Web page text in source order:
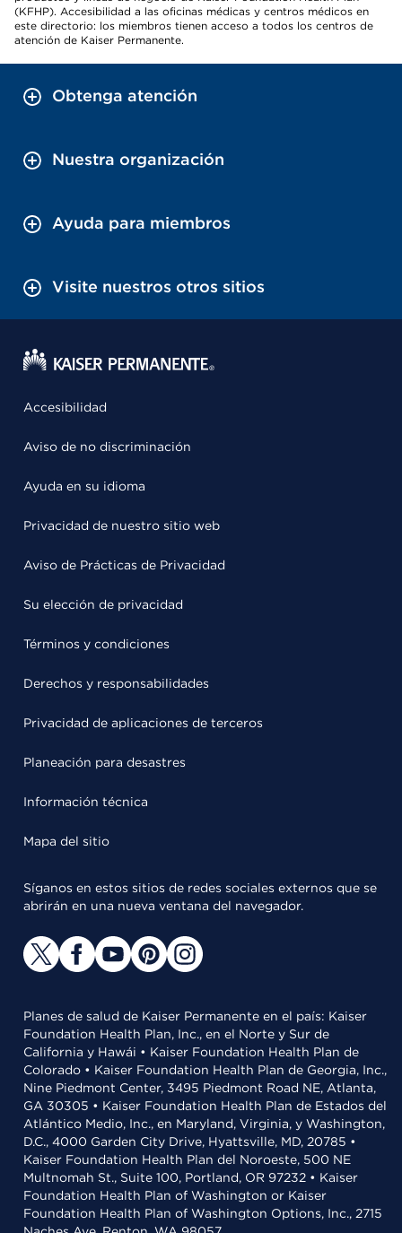
(KFHP). Accesibilidad a las oficinas médicas y centros médicos en
este directorio: los miembros tienen acceso a todos los centros de
atención de Kaiser Permanente.
Obtenga atención
Nuestra organización
Ayuda para miembros
Visite nuestros otros sitios
Accesibilidad
Aviso de no discriminación
Ayuda en su idioma
Privacidad de nuestro sitio web
Aviso de Prácticas de Privacidad
Su elección de privacidad
Términos y condiciones
Derechos y responsabilidades
Privacidad de aplicaciones de terceros
Planeación para desastres
Información técnica
Mapa del sitio
Síganos en estos sitios de redes sociales externos que se
abrirán en una nueva ventana del navegador.
Planes de salud de Kaiser Permanente en el país: Kaiser
Foundation Health Plan, Inc., en el Norte y Sur de
California y Hawái • Kaiser Foundation Health Plan de
Colorado • Kaiser Foundation Health Plan de Georgia, Inc.,
Nine Piedmont Center, 3495 Piedmont Road NE, Atlanta,
GA 30305 • Kaiser Foundation Health Plan de Estados del
Atlántico Medio, Inc., en Maryland, Virginia, y Washington,
D.C., 4000 Garden City Drive, Hyattsville, MD, 20785 •
Kaiser Foundation Health Plan del Noroeste, 500 NE
Multnomah St., Suite 100, Portland, OR 97232 • Kaiser
Foundation Health Plan of Washington or Kaiser
Foundation Health Plan of Washington Options, Inc., 2715